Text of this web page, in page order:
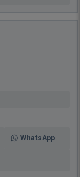
WhatsApp